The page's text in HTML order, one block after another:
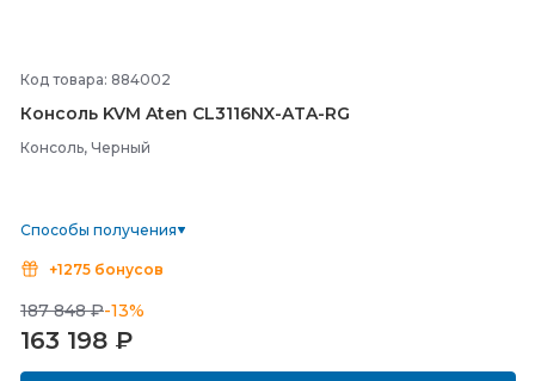
Код товара: 884002
Консоль KVM Aten CL3116NX-ATA-RG
Консоль, Черный
Способы получения
+1275 бонусов
187 848 ₽-13%
163 198 ₽